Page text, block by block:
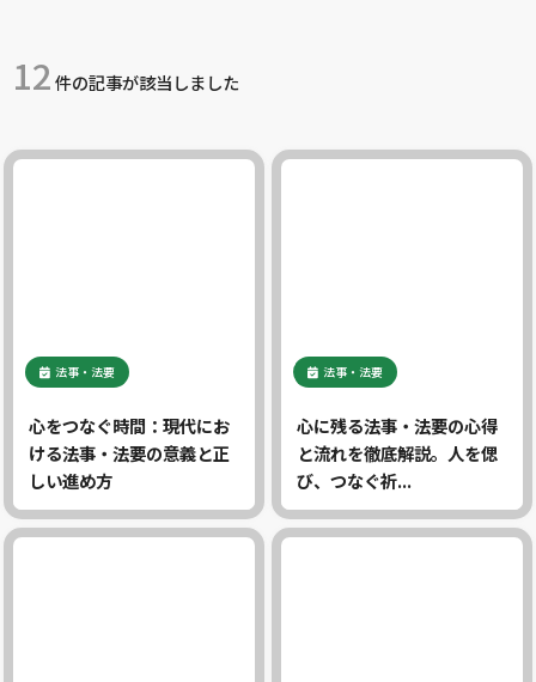
12件の記事が該当しました
法事・法要
心をつなぐ時間：現代にお
ける法事・法要の意義と正
しい進め方
法事・法要
心に残る法事・法要の心得
と流れを徹底解説。人を偲
び、つなぐ祈...